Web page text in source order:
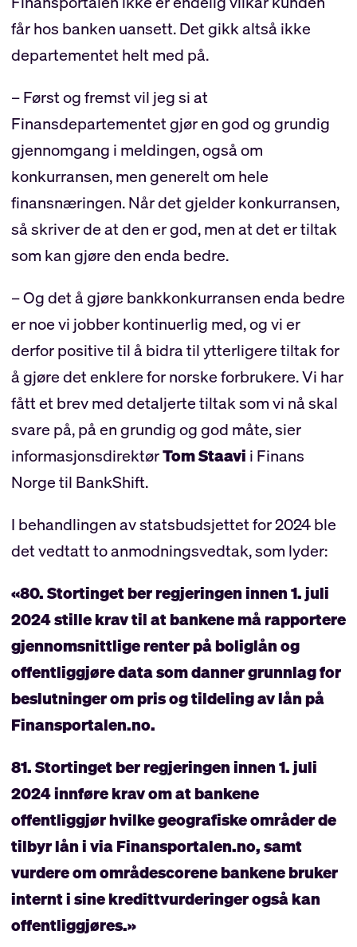
får hos banken uansett. Det gikk altså ikke
departementet helt med på.
– Først og fremst vil jeg si at
Finansdepartementet gjør en god og grundig
gjennomgang i meldingen, også om
konkurransen, men generelt om hele
finansnæringen. Når det gjelder konkurransen,
så skriver de at den er god, men at det er tiltak
som kan gjøre den enda bedre.
– Og det å gjøre bankkonkurransen enda bedre
er noe vi jobber kontinuerlig med, og vi er
derfor positive til å bidra til ytterligere tiltak for
å gjøre det enklere for norske forbrukere. Vi har
fått et brev med detaljerte tiltak som vi nå skal
svare på, på en grundig og god måte, sier
informasjonsdirektørTom Staavi i Finans
Norge til BankShift.
I behandlingen av statsbudsjettet for 2024 ble
det vedtatt to anmodningsvedtak, som lyder:
«80. Stortinget ber regjeringen innen 1. juli
2024 stille krav til at bankene må rapportere
gjennomsnittlige renter på boliglån og
offentliggjøre data som danner grunnlag for
beslutninger om pris og tildeling av lån på
Finansportalen.no.
81. Stortinget ber regjeringen innen 1. juli
2024 innføre krav om at bankene
offentliggjør hvilke geografiske områder de
tilbyr lån i via Finansportalen.no, samt
vurdere om områdescorene bankene bruker
internt i sine kredittvurderinger også kan
offentliggjøres.»